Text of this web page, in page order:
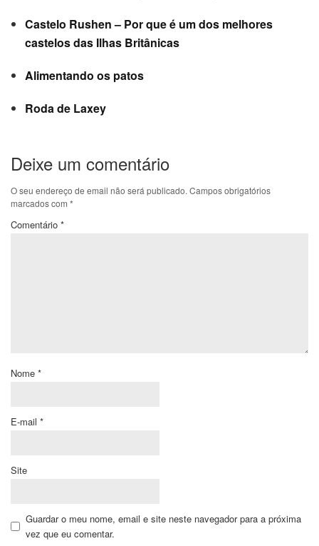
Castelo Rushen – Por que é um dos melhores
castelos das Ilhas Britânicas
Alimentando os patos
Roda de Laxey
Deixe um comentário
O seu endereço de email não será publicado. Campos obrigatórios
marcados com *
Comentário *
Nome *
E-mail *
Site
Guardar o meu nome, email e site neste navegador para a próxima
vez que eu comentar.